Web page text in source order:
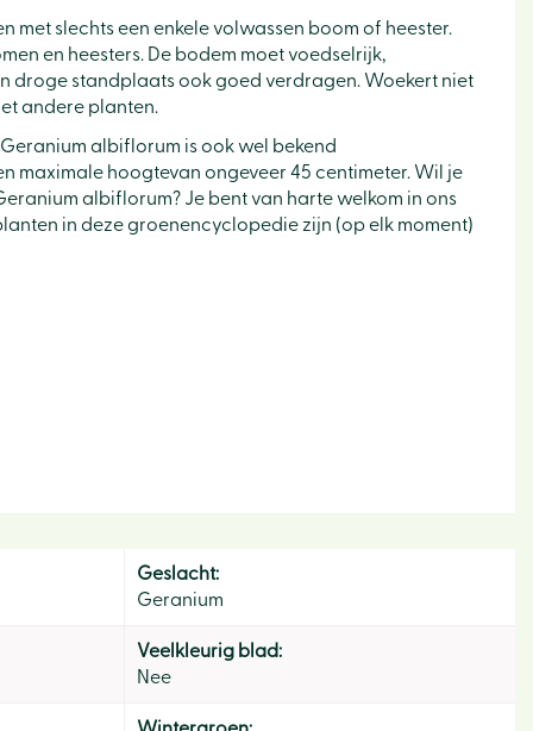
met slechts een enkele volwassen boom of heester.
en heesters. De bodem moet voedselrijk,
droge standplaats ook goed verdragen. Woekert niet
andere planten.
albiflorum is ook wel bekend
maximale hoogtevan ongeveer 45 centimeter. Wil je
albiflorum? Je bent van harte welkom in ons
in deze groenencyclopedie zijn (op elk moment)
Geslacht:
Geranium
Veelkleurig blad:
Nee